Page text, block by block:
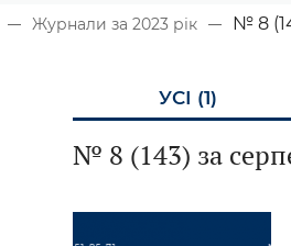
Журнали за 2023 рік № 8
УСІ (1)
№ 8 (143) за